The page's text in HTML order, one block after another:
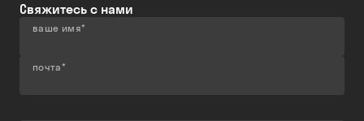
Свяжитесь с нами
ваше имя*
почта*